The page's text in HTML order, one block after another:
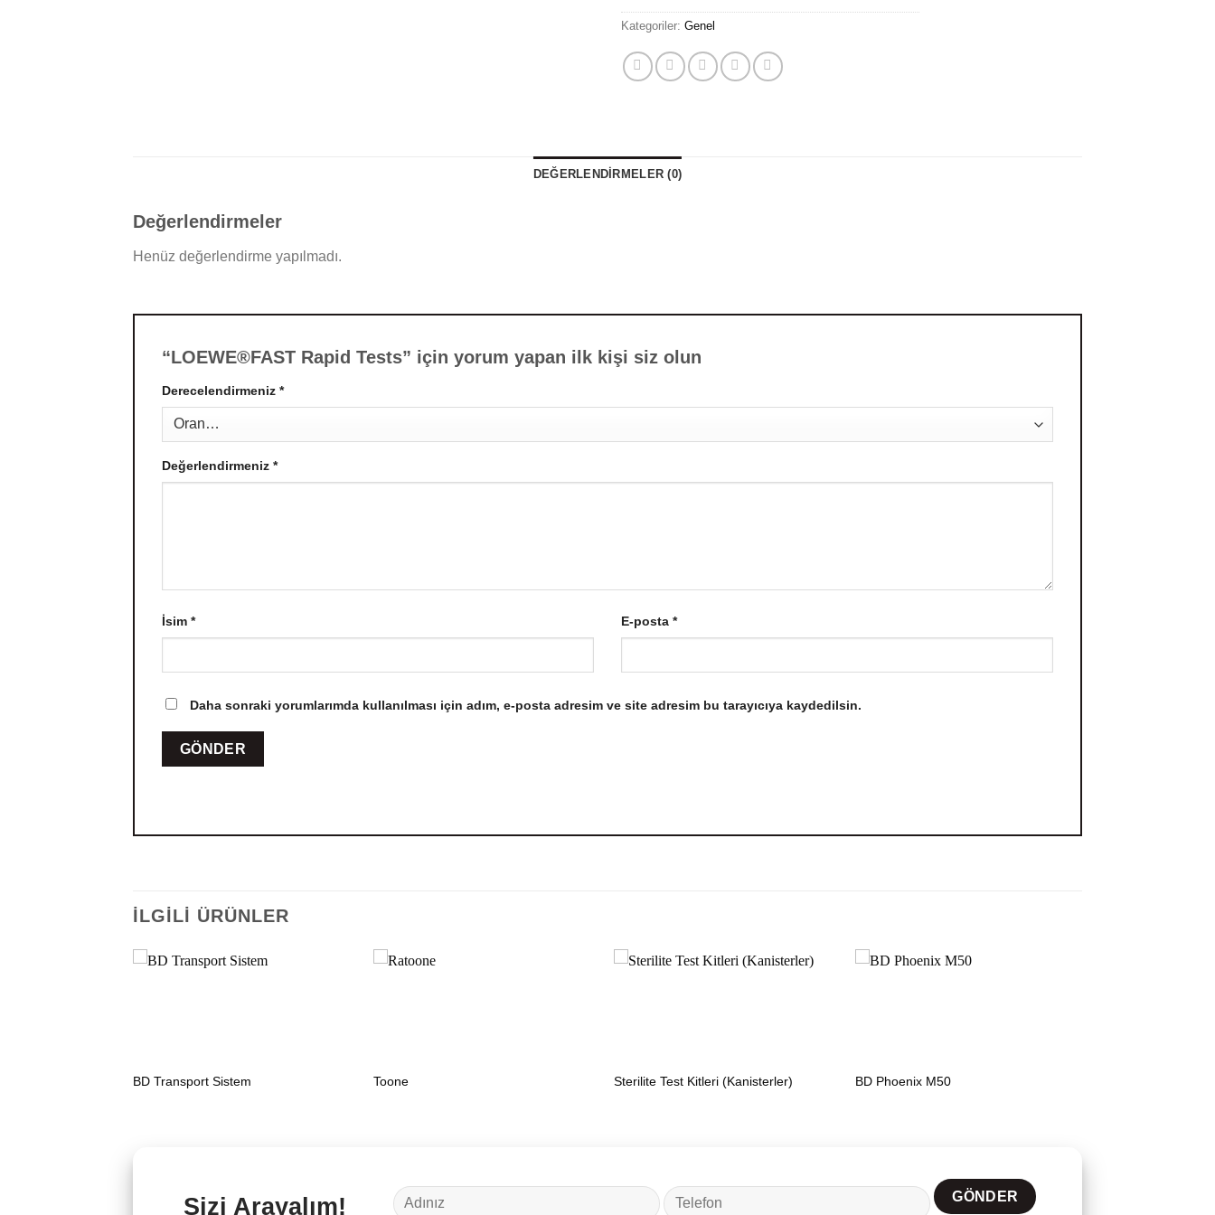
Kategoriler: Genel
DEĞERLENDIRMELER (0)
Değerlendirmeler
Henüz değerlendirme yapılmadı.
“LOEWE®FAST Rapid Tests” için yorum yapan ilk kişi siz olun
Derecelendirmeniz *
Değerlendirmeniz *
İsim * E-posta *
Daha sonraki yorumlarımda kullanılması için adım, e-posta adresim ve site adresim bu tarayıcıya kaydedilsin.
İLGILI ÜRÜNLER
BD Transport Sistem Toone Sterilite Test Kitleri (Kanisterler) BD Phoenix M50
Sizi Arayalım!